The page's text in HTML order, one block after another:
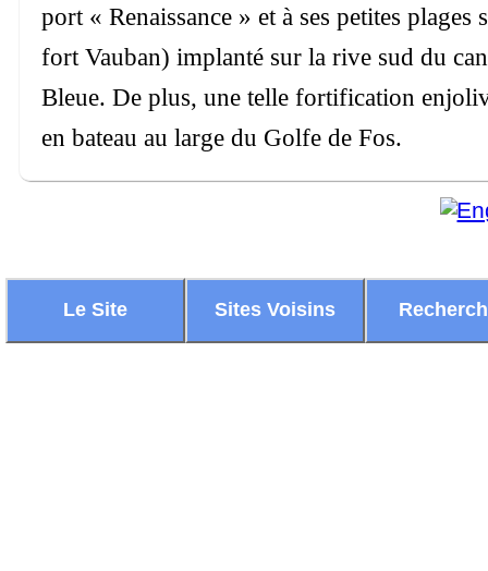
port « Renaissance » et à ses petites
fort Vauban) implanté sur la rive sud du
Bleue. De plus, une telle fortification
en bateau au large du Golfe de Fos.
Le Site Sites Voisins